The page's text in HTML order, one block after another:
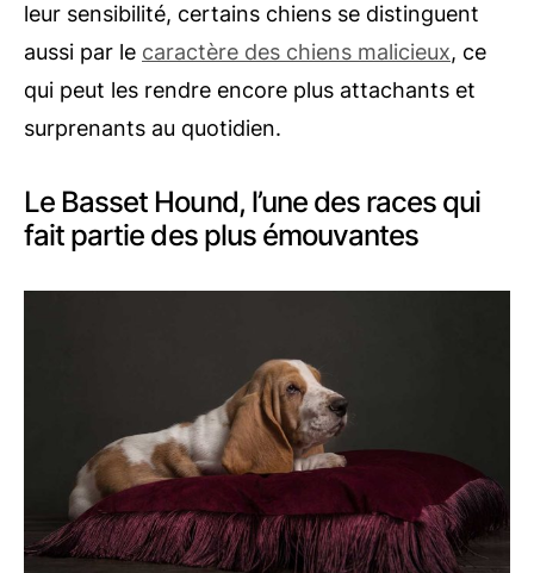
leur sensibilité, certains chiens se distinguent
aussi par le caractère des chiens malicieux, ce
qui peut les rendre encore plus attachants et
surprenants au quotidien.
Le Basset Hound, l’une des races qui
fait partie des plus émouvantes